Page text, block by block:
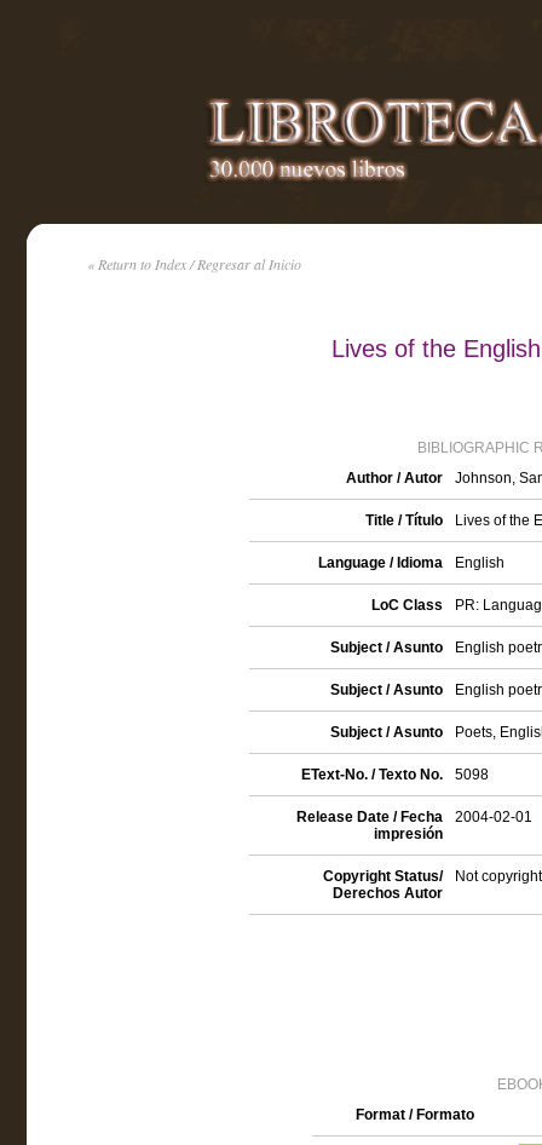
« Return to Index / Regresar al Inicio
Lives of the
BIBLIOGRAPHIC
Author / Autor
Johnson,
Title / Título Lives of the
Language / Idioma English
LoC Class PR:
Subject / Asunto English
Subject / Asunto English
Subject / Asunto Poets,
EText-No. / Texto No. 5098
Release Date / Fecha
impresión
2004-02-01
Copyright Status/
Derechos Autor
Not
Format / Formato